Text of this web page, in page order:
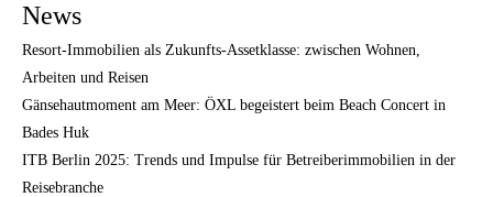
News
Resort-Immobilien als Zukunfts-Assetklasse: zwischen Wohnen,
Arbeiten und Reisen
Gänsehautmoment am Meer: ÖXL begeistert beim Beach Concert in
Bades Huk
ITB Berlin 2025: Trends und Impulse für Betreiberimmobilien in der
Reisebranche